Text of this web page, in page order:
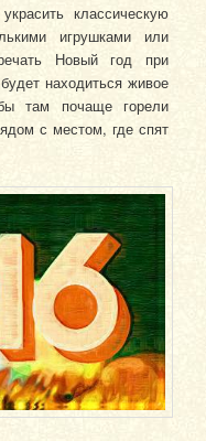
классическую
игрушками или
Новый год при
находиться живое
там почаще горели
с местом, где спят